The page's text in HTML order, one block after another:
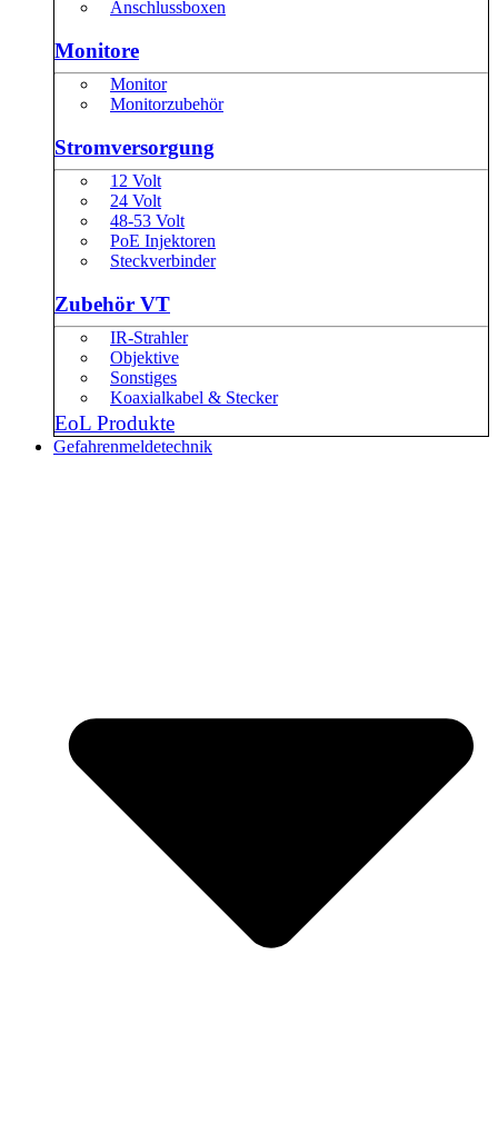
Anschlussboxen
Monitore
Monitor
Monitorzubehör
Stromversorgung
12 Volt
24 Volt
48-53 Volt
PoE Injektoren
Steckverbinder
Zubehör VT
IR-Strahler
Objektive
Sonstiges
Koaxialkabel & Stecker
EoL Produkte
Gefahrenmeldetechnik